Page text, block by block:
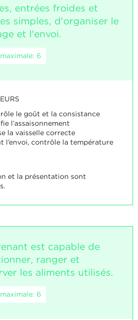
entrées froides et
simples, d'organiser le
et l'envoi.
6
le goût et la consistance
l’assaisonnement
la vaisselle correcte
l’envoi, contrôle la température
et la présentation sont
est capable de
ranger et
les aliments utilisés.
6